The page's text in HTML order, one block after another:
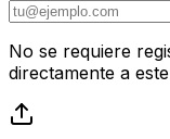
No se requiere
directamente a